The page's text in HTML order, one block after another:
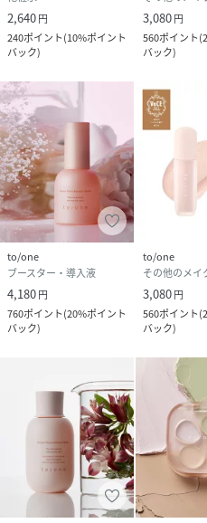
新商品などto/oneの最新情報
to/oneの新着情報をお見逃し
性別タイプ ユニセックス
サイズ FREE
品番
(
2,640円
240ポイント(10%ポイント
バック)
3,080円
560ポイント(
バック)
to/one
ブースター・導入液
4,180円
760ポイント(20%ポイント
バック)
to/one
3,080円
560ポイント(
バック)